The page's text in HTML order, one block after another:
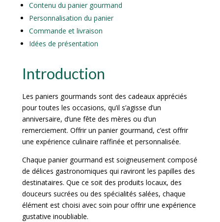
Contenu du panier gourmand
Personnalisation du panier
Commande et livraison
Idées de présentation
Introduction
Les paniers gourmands sont des cadeaux appréciés
pour toutes les occasions, qu’il s’agisse d’un
anniversaire, d’une fête des mères ou d’un
remerciement. Offrir un panier gourmand, c’est offrir
une expérience culinaire raffinée et personnalisée.
Chaque panier gourmand est soigneusement composé
de délices gastronomiques qui raviront les papilles des
destinataires. Que ce soit des produits locaux, des
douceurs sucrées ou des spécialités salées, chaque
élément est choisi avec soin pour offrir une expérience
gustative inoubliable.